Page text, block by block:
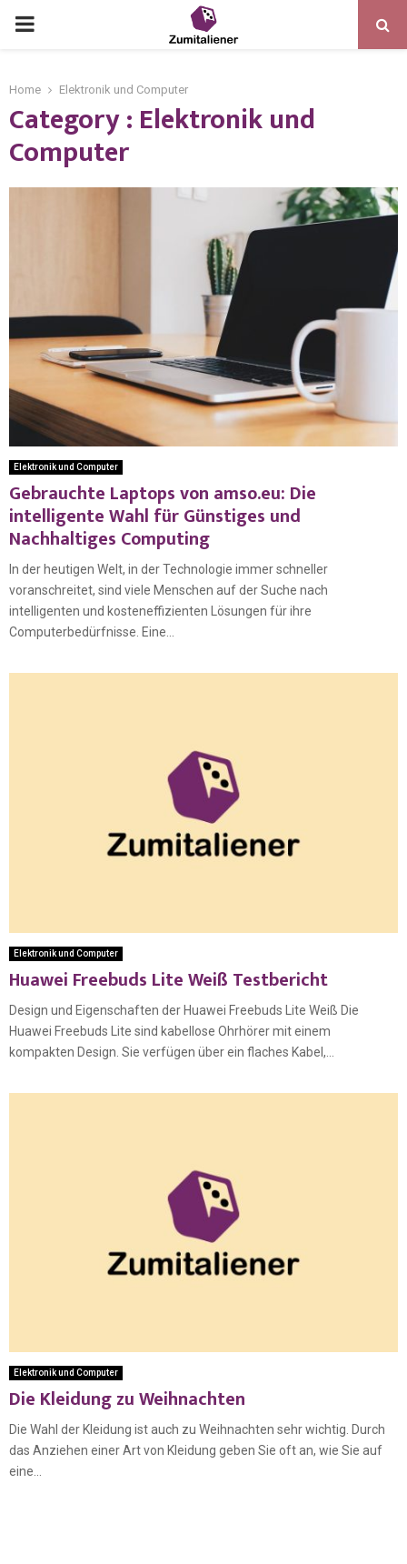
Home Elektronik und Computer
Category : Elektronik und
Computer
Elektronik und Computer
Gebrauchte Laptops von amso.eu: Die
intelligente Wahl für Günstiges und
Nachhaltiges Computing
In der heutigen Welt, in der Technologie immer schneller
voranschreitet, sind viele Menschen auf der Suche nach
intelligenten und kosteneffizienten Lösungen für ihre
Computerbedürfnisse. Eine...
Elektronik und Computer
Huawei Freebuds Lite Weiß Testbericht
Design und Eigenschaften der Huawei Freebuds Lite Weiß Die
Huawei Freebuds Lite sind kabellose Ohrhörer mit einem
kompakten Design. Sie verfügen über ein flaches Kabel,...
Elektronik und Computer
Die Kleidung zu Weihnachten
Die Wahl der Kleidung ist auch zu Weihnachten sehr wichtig. Durch
das Anziehen einer Art von Kleidung geben Sie oft an, wie Sie auf
eine...